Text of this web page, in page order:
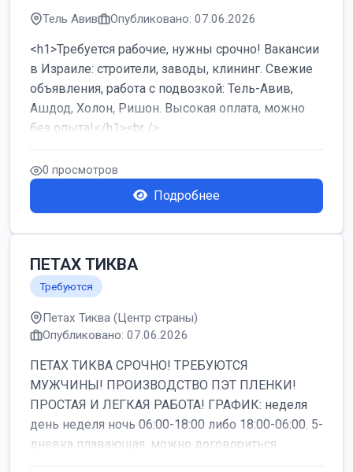
Тель Авив Опубликовано: 07.06.2026
<h1>Требуется рабочие, нужны срочно! Вакансии
в Израиле: строители, заводы, клининг. Свежие
объявления, работа с подвозкой: Тель-Авив,
Ашдод, Холон, Ришон. Высокая оплата, можно
без опыта!</h1><br />
...
0 просмотров
Подробнее
ПЕТАХ ТИКВА
Требуются
Петах Тиква (Центр страны)
Опубликовано: 07.06.2026
ПЕТАХ ТИКВА СРОЧНО! ТРЕБУЮТСЯ
МУЖЧИНЫ! ПРОИЗВОДСТВО ПЭТ ПЛЕНКИ!
ПРОСТАЯ И ЛЕГКАЯ РАБОТА! ГРАФИК: неделя
день неделя ночь 06:00-18:00 либо 18:00-06:00. 5-
дневка плавающая, можно договориться
работать б...